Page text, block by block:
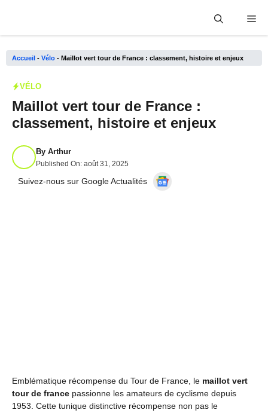
Accueil - Vélo - Maillot vert tour de France : classement, histoire et enjeux
VÉLO
Maillot vert tour de France :
classement, histoire et enjeux
By Arthur
Published On: août 31, 2025
Suivez-nous sur Google Actualités
Emblématique récompense du Tour de France, le maillot vert
tour de france passionne les amateurs de cyclisme depuis
1953. Cette tunique distinctive récompense non pas le